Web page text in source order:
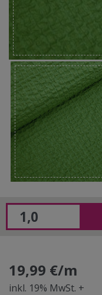
19,99 €/m
inkl. 19% MwSt. +